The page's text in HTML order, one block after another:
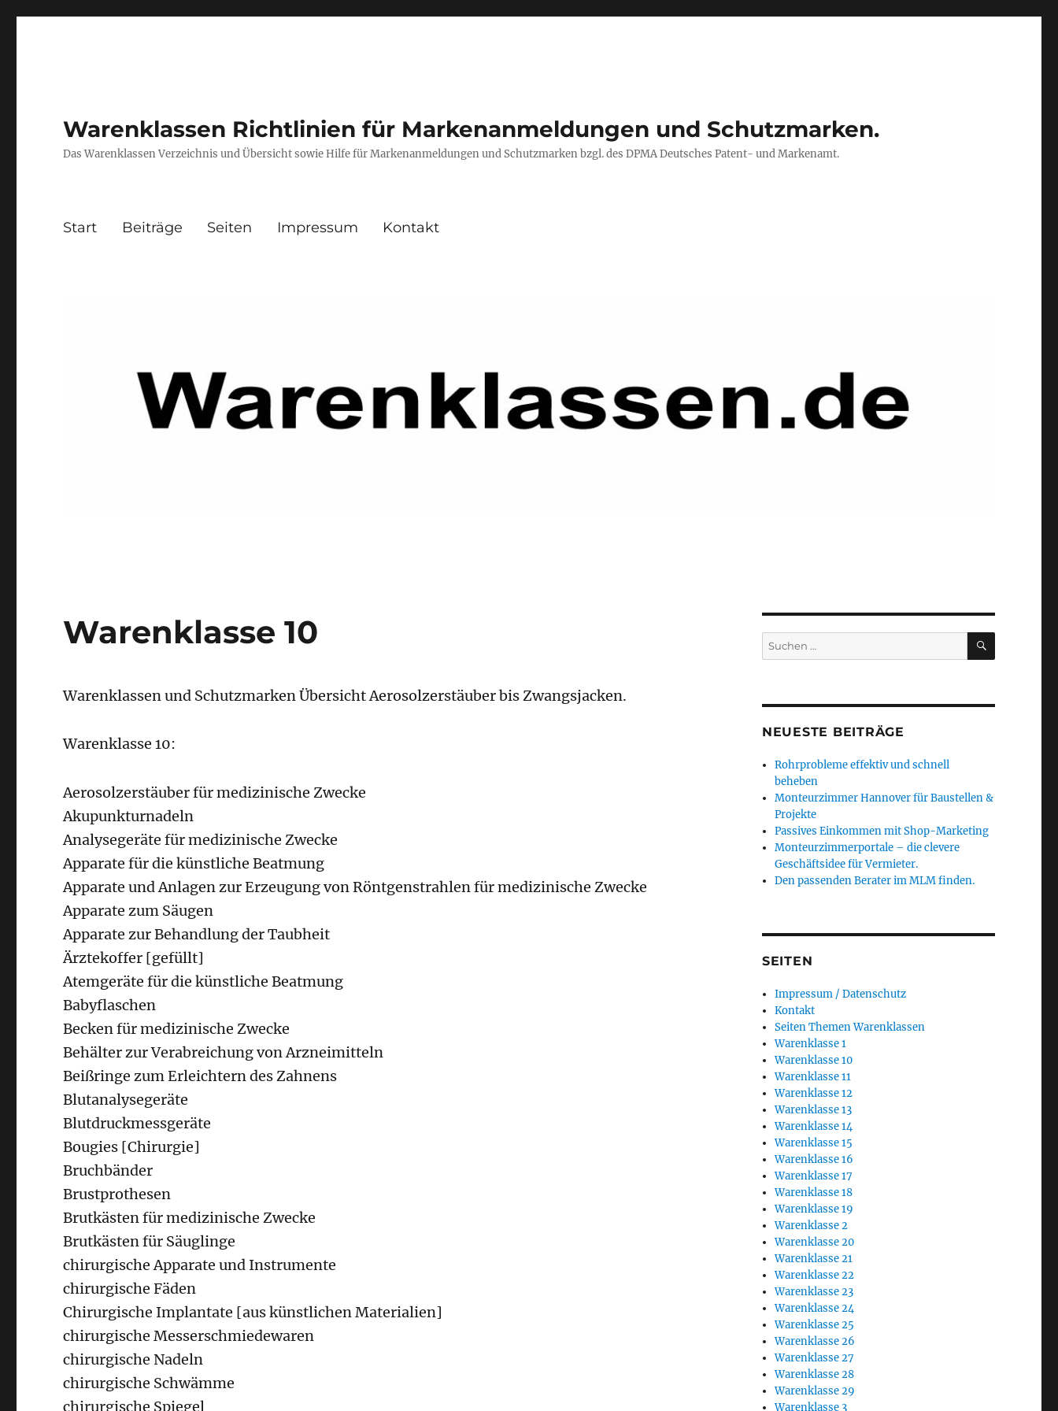
Warenklassen Richtlinien für Markenanmeldungen und Schutzmarken.
Das Warenklassen Verzeichnis und Übersicht sowie Hilfe für Markenanmeldungen und Schutzmarken bzgl. des DPMA Deutsches Patent- und Markenamt.
Start Beiträge Seiten Impressum Kontakt
Warenklasse 10
Warenklassen und Schutzmarken Übersicht Aerosolzerstäuber bis Zwangsjacken.
Warenklasse 10:
Aerosolzerstäuber für medizinische Zwecke
Akupunkturnadeln
Analysegeräte für medizinische Zwecke
Apparate für die künstliche Beatmung
Apparate und Anlagen zur Erzeugung von Röntgenstrahlen für medizinische Zwecke
Apparate zum Säugen
Apparate zur Behandlung der Taubheit
Ärztekoffer [gefüllt]
Atemgeräte für die künstliche Beatmung
Babyflaschen
Becken für medizinische Zwecke
Behälter zur Verabreichung von Arzneimitteln
Beißringe zum Erleichtern des Zahnens
Blutanalysegeräte
Blutdruckmessgeräte
Bougies [Chirurgie]
Bruchbänder
Brustprothesen
Brutkästen für medizinische Zwecke
Brutkästen für Säuglinge
chirurgische Apparate und Instrumente
chirurgische Fäden
Chirurgische Implantate [aus künstlichen Materialien]
chirurgische Messerschmiedewaren
chirurgische Nadeln
chirurgische Schwämme
chirurgische Spiegel
Suchen
nach:
SUCHEN
NEUESTE BEITRÄGE
Rohrprobleme effektiv und schnell
beheben
Monteurzimmer Hannover für Baustellen &
Projekte
Passives Einkommen mit Shop-Marketing
Monteurzimmerportale – die clevere
Geschäftsidee für Vermieter.
Den passenden Berater im MLM finden.
SEITEN
Impressum / Datenschutz
Kontakt
Seiten Themen Warenklassen
Warenklasse 1
Warenklasse 10
Warenklasse 11
Warenklasse 12
Warenklasse 13
Warenklasse 14
Warenklasse 15
Warenklasse 16
Warenklasse 17
Warenklasse 18
Warenklasse 19
Warenklasse 2
Warenklasse 20
Warenklasse 21
Warenklasse 22
Warenklasse 23
Warenklasse 24
Warenklasse 25
Warenklasse 26
Warenklasse 27
Warenklasse 28
Warenklasse 29
Warenklasse 3